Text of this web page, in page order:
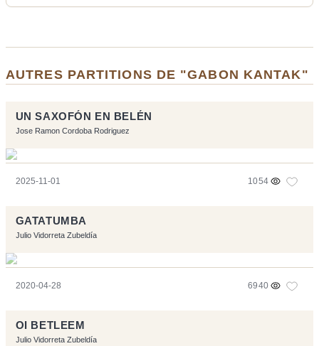
AUTRES PARTITIONS DE "GABON KANTAK"
UN SAXOFÓN EN BELÉN
Jose Ramon Cordoba Rodriguez
2025-11-01 1054
GATATUMBA
Julio Vidorreta Zubeldía
2020-04-28 6940
OI BETLEEM
Julio Vidorreta Zubeldía